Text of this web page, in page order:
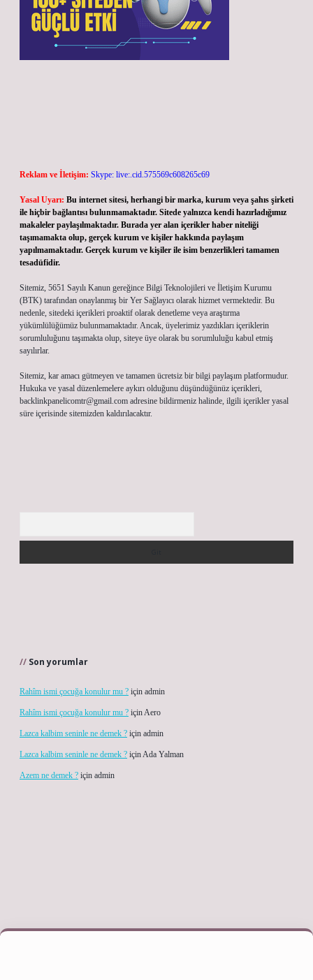
Reklam ve İletişim: Skype: live:.cid.575569c608265c69
Yasal Uyarı: Bu internet sitesi, herhangi bir marka, kurum veya şahıs şirketi
ile hiçbir bağlantısı bulunmamaktadır. Sitede yalnızca kendi hazırladığımız
makaleler paylaşılmaktadır. Burada yer alan içerikler haber niteliği
taşımamakta olup, gerçek kurum ve kişiler hakkında paylaşım
yapılmamaktadır. Gerçek kurum ve kişiler ile isim benzerlikleri tamamen
tesadüfidir.
Sitemiz, 5651 Sayılı Kanun gereğince Bilgi Teknolojileri ve İletişim Kurumu
(BTK) tarafından onaylanmış bir Yer Sağlayıcı olarak hizmet vermektedir. Bu
nedenle, sitedeki içerikleri proaktif olarak denetleme veya araştırma
yükümlülüğümüz bulunmamaktadır. Ancak, üyelerimiz yazdıkları içeriklerin
sorumluluğunu taşımakta olup, siteye üye olarak bu sorumluluğu kabul etmiş
sayılırlar.
Sitemiz, kar amacı gütmeyen ve tamamen ücretsiz bir bilgi paylaşım platformudur.
Hukuka ve yasal düzenlemelere aykırı olduğunu düşündüğünüz içerikleri,
backlinkpanelicomtr@gmail.com adresine bildirmeniz halinde, ilgili içerikler yasal
süre içerisinde sitemizden kaldırılacaktır.
Son yorumlar
Rahîm ismi çocuğa konulur mu ? için admin
Rahîm ismi çocuğa konulur mu ? içinAero
Lazca kalbim seninle ne demek ? için admin
Lazca kalbim seninle ne demek ? içinAda Yalman
Azem ne demek ? için admin
giriş adresi